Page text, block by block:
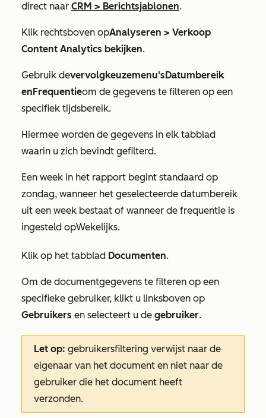
direct naar CRM > Berichtsjablonen.
Klik rechtsboven opAnalyseren > Verkoop
Content Analytics bekijken.
Gebruik devervolgkeuzemenu's Datumbereik
en Frequentieom de gegevens te filteren op een
specifiek tijdsbereik.
Hiermee worden de gegevens in elk tabblad
waarin u zich bevindt gefilterd.
Een week in het rapport begint standaard op
zondag, wanneer het geselecteerde datumbereik
uit een week bestaat of wanneer de frequentie is
ingesteld opWekelijks.
Klik op het tabblad Documenten.
Om de documentgegevens te filteren op een
specifieke gebruiker, klikt u linksboven op
Gebruikers en selecteert u de gebruiker.
Let op: gebruikersfiltering verwijst naar de
eigenaar van het document en niet naar de
gebruiker die het document heeft
verzonden.